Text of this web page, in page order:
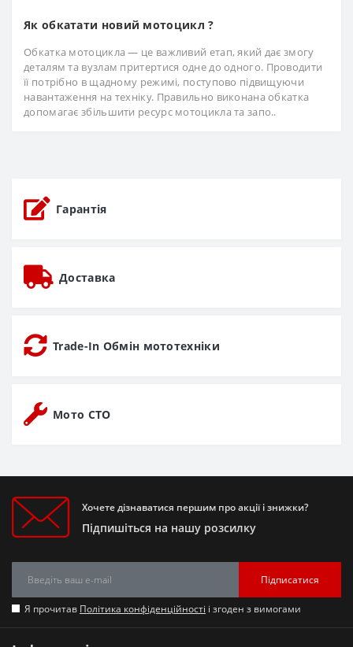
Як обкатати новий мотоцикл ?
Обкатка мотоцикла — це важливий етап, який дає змогу
деталям та вузлам притертися одне до одного. Проводити
її потрібно в щадному режимі, поступово підвищуючи
навантаження на техніку. Правильно виконана обкатка
допомагає збільшити ресурс мотоцикла та запо..
Гарантія
Доставка
Trade-In Обмін мототехніки
Мото СТО
Хочете дізнаватися першим про акції і знижки?
Підпишіться на нашу розсилку
Підписатися
Я прочитав Політика конфіденційності і згоден з вимогами